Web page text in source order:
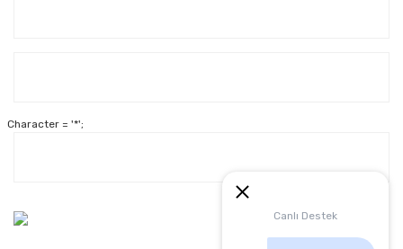
Canlı Destek
Character = '*';